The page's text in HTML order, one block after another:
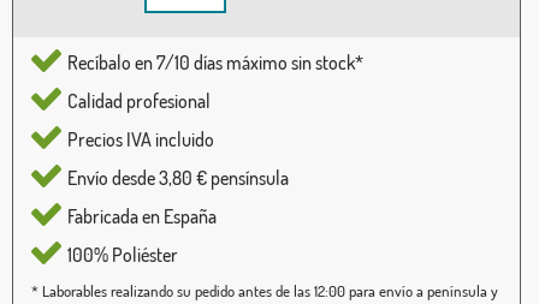
Recíbalo en 7/10 días máximo sin stock*
Calidad profesional
Precios IVA incluido
Envío desde 3,80 € pensínsula
Fabricada en España
100% Poliéster
* Laborables realizando su pedido antes de las 12:00 para envío a península y